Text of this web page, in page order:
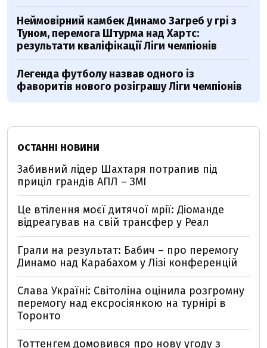
Неймовірний камбек Динамо Загреб у грі з
Туном, перемога Штурма над Хартс:
результати кваліфікації Ліги чемпіонів
Легенда футболу назвав одного із
фаворитів нового розіграшу Ліги чемпіонів
ОСТАННІ НОВИНИ
Забивний лідер Шахтаря потрапив під
приціл грандів АПЛ – ЗМІ
Це втілення моєї дитячої мрії: Діоманде
відреагував на свій трансфер у Реал
Грали на результат: Бабич – про перемогу
Динамо над Карабахом у Лізі конференцій
Слава Україні: Світоліна оцінила розгромну
перемогу над ексросіянкою на турнірі в
Торонто
Тоттенгем домовився про нову угоду з